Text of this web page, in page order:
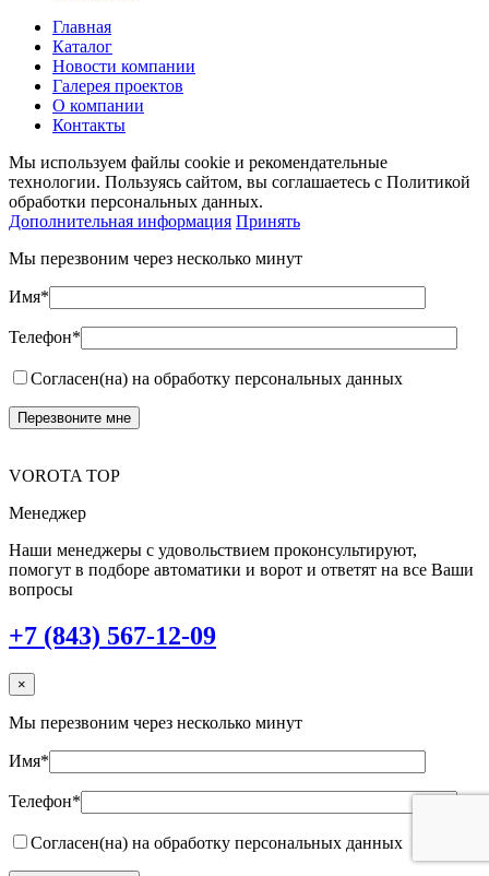
Главная
Каталог
Новости компании
Галерея проектов
О компании
Контакты
Мы используем файлы cookie и рекомендательные
технологии. Пользуясь сайтом, вы соглашаетесь с Политикой
обработки персональных данных.
Дополнительная информация Принять
Мы перезвоним через несколько минут
Имя*
Телефон*
Согласен(на) на обработку персональных данных
VOROTA TOP
Менеджер
Наши менеджеры с удовольствием проконсультируют,
помогут в подборе автоматики и ворот и ответят на все Ваши
вопросы
+7 (843) 567-12-09
×
Мы перезвоним через несколько минут
Имя*
Телефон*
Согласен(на) на обработку персональных данных